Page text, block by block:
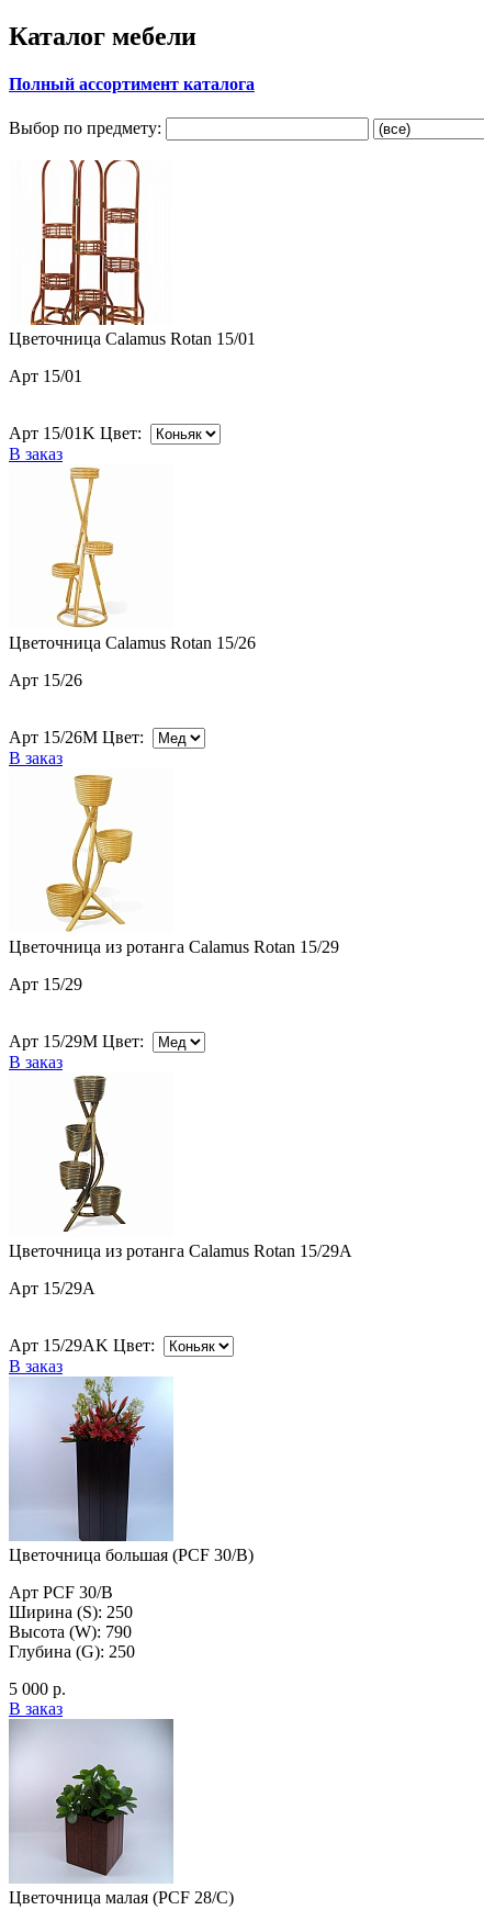
Каталог мебели
Полный ассортимент каталога
Выбор по предмету:
Цветочница Calamus Rotan 15/01
Арт 15/01
Арт 15/01K Цвет:
В заказ
Цветочница Calamus Rotan 15/26
Арт 15/26
Арт 15/26M Цвет:
В заказ
Цветочница из ротанга Calamus Rotan 15/29
Арт 15/29
Арт 15/29M Цвет:
В заказ
Цветочница из ротанга Calamus Rotan 15/29A
Арт 15/29A
Арт 15/29AK Цвет:
В заказ
Цветочница большая (PCF 30/B)
Арт PCF 30/B
Ширина (S): 250
Высота (W): 790
Глубина (G): 250
5 000 р.
В заказ
Цветочница малая (PCF 28/C)